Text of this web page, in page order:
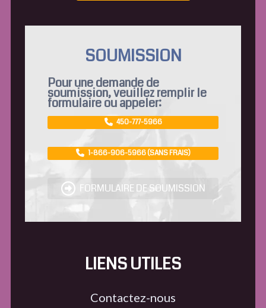
SOUMISSION
Pour une demande de
soumission, veuillez remplir le
formulaire ou appeler:
450-777-5966
1-866-906-5966 (SANS FRAIS)
FORMULAIRE DE SOUMISSION
LIENS UTILES
Contactez-nous